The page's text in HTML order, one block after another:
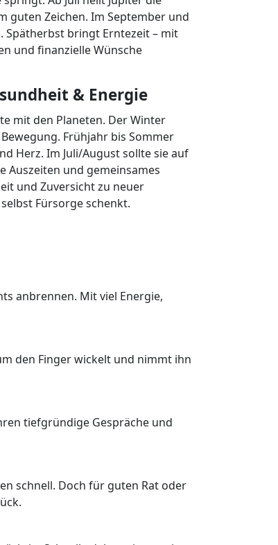
guten Zeichen. Im September und
Spätherbst bringt Erntezeit – mit
und finanzielle Wünsche
& Energie
mit den Planeten. Der Winter
Frühjahr bis Sommer
Herz. Im Juli/August sollte sie auf
Auszeiten und gemeinsames
und Zuversicht zu neuer
Fürsorge schenkt.
anbrennen. Mit viel Energie,
den Finger wickelt und nimmt ihn
tiefgründige Gespräche und
schnell. Doch für guten Rat oder